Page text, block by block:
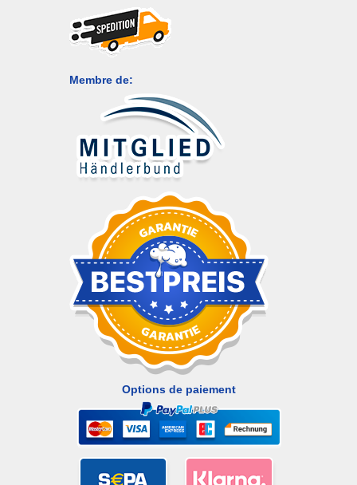
Membre de:
Options de paiement